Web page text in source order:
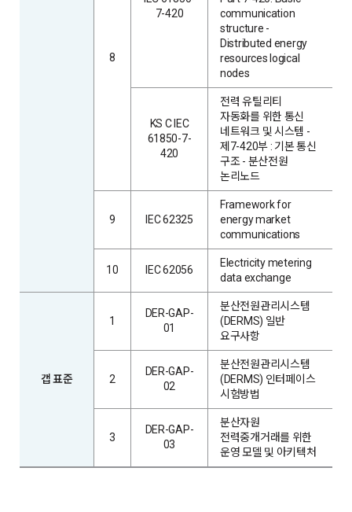
8
7-420
communication
structure -
Distributed energy
resources logical
nodes
KS C IEC
61850-7-
420
전력 유틸리티
자동화를 위한 통신
네트워크 및 시스템 -
제7-420부 : 기본 통신
구조 - 분산전원
논리노드
9 IEC 62325
Framework for
energy market
communications
10 IEC 62056
Electricity metering
data exchange
갭 표준
1
DER-GAP-
01
분산전원관리시스템
(DERMS) 일반
요구사항
2
DER-GAP-
02
분산전원관리시스템
(DERMS) 인터페이스
시험방법
3
DER-GAP-
03
분산자원
전력중개거래를 위한
운영 모델 및 아키텍처